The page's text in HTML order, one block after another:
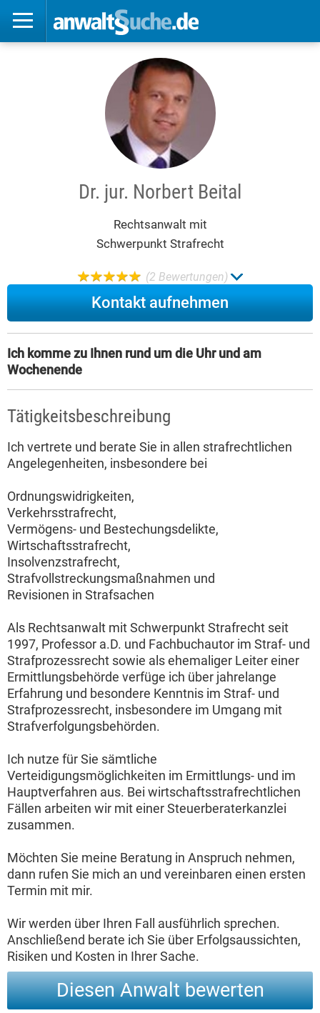
Dr. jur. Norbert Beital
Rechtsanwalt mit
Schwerpunkt Strafrecht
(2 Bewertungen)
Kontakt aufnehmen
Ich komme zu Ihnen rund um die Uhr und am
Wochenende
Tätigkeitsbeschreibung
Ich vertrete und berate Sie in allen strafrechtlichen
Angelegenheiten, insbesondere bei
Ordnungswidrigkeiten,
Verkehrsstrafrecht,
Vermögens- und Bestechungsdelikte,
Wirtschaftsstrafrecht,
Insolvenzstrafrecht,
Strafvollstreckungsmaßnahmen und
Revisionen in Strafsachen
Als Rechtsanwalt mit Schwerpunkt Strafrecht seit
1997, Professor a.D. und Fachbuchautor im Straf- und
Strafprozessrecht sowie als ehemaliger Leiter einer
Ermittlungsbehörde verfüge ich über jahrelange
Erfahrung und besondere Kenntnis im Straf- und
Strafprozessrecht, insbesondere im Umgang mit
Strafverfolgungsbehörden.
Ich nutze für Sie sämtliche
Verteidigungsmöglichkeiten im Ermittlungs- und im
Hauptverfahren aus. Bei wirtschaftsstrafrechtlichen
Fällen arbeiten wir mit einer Steuerberaterkanzlei
zusammen.
Möchten Sie meine Beratung in Anspruch nehmen,
dann rufen Sie mich an und vereinbaren einen ersten
Termin mit mir.
Wir werden über Ihren Fall ausführlich sprechen.
Anschließend berate ich Sie über Erfolgsaussichten,
Risiken und Kosten in Ihrer Sache.
Diesen Anwalt bewerten